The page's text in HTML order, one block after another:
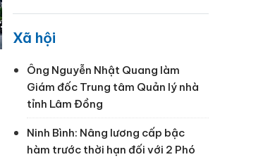
Xã hội
Ông Nguyễn Nhật Quang làm
Giám đốc Trung tâm Quản lý nhà
tỉnh Lâm Đồng
Ninh Bình: Nâng lương cấp bậc
hàm trước thời hạn đối với 2 Phó